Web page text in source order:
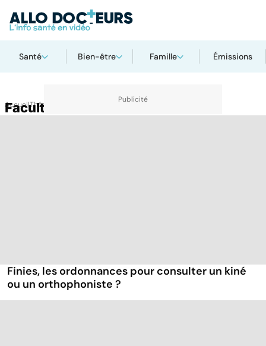
Santé Bien-être Famille Émissions
AccueilThématiques
Faculté médecine
Finies, les ordonnances pour consulter un kiné
ou un orthophoniste ?